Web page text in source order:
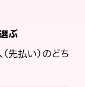
ぶ
先払い）のどち